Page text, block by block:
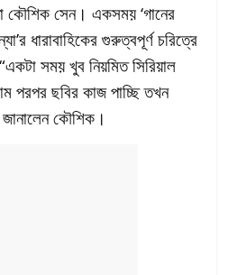
কৌশিক সেন। একসময় ‘গানের
ধারাবাহিকের গুরুত্বপূর্ণ চরিত্রে
সময় খুব নিয়মিত সিরিয়াল
পরপর ছবির কাজ পাচ্ছি তখন
কৌশিক।